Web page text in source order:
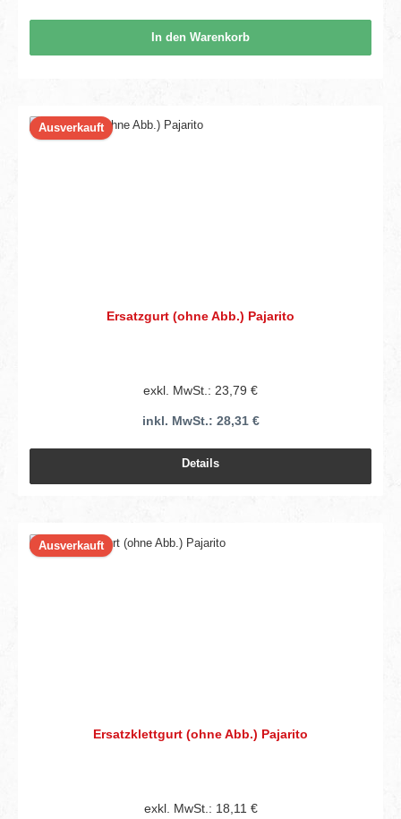
In den Warenkorb
Ausverkauft
Ersatzgurt (ohne Abb.) Pajarito
exkl. MwSt.: 23,79 €
inkl. MwSt.: 28,31 €
Details
Ausverkauft
Ersatzklettgurt (ohne Abb.) Pajarito
exkl. MwSt.: 18,11 €